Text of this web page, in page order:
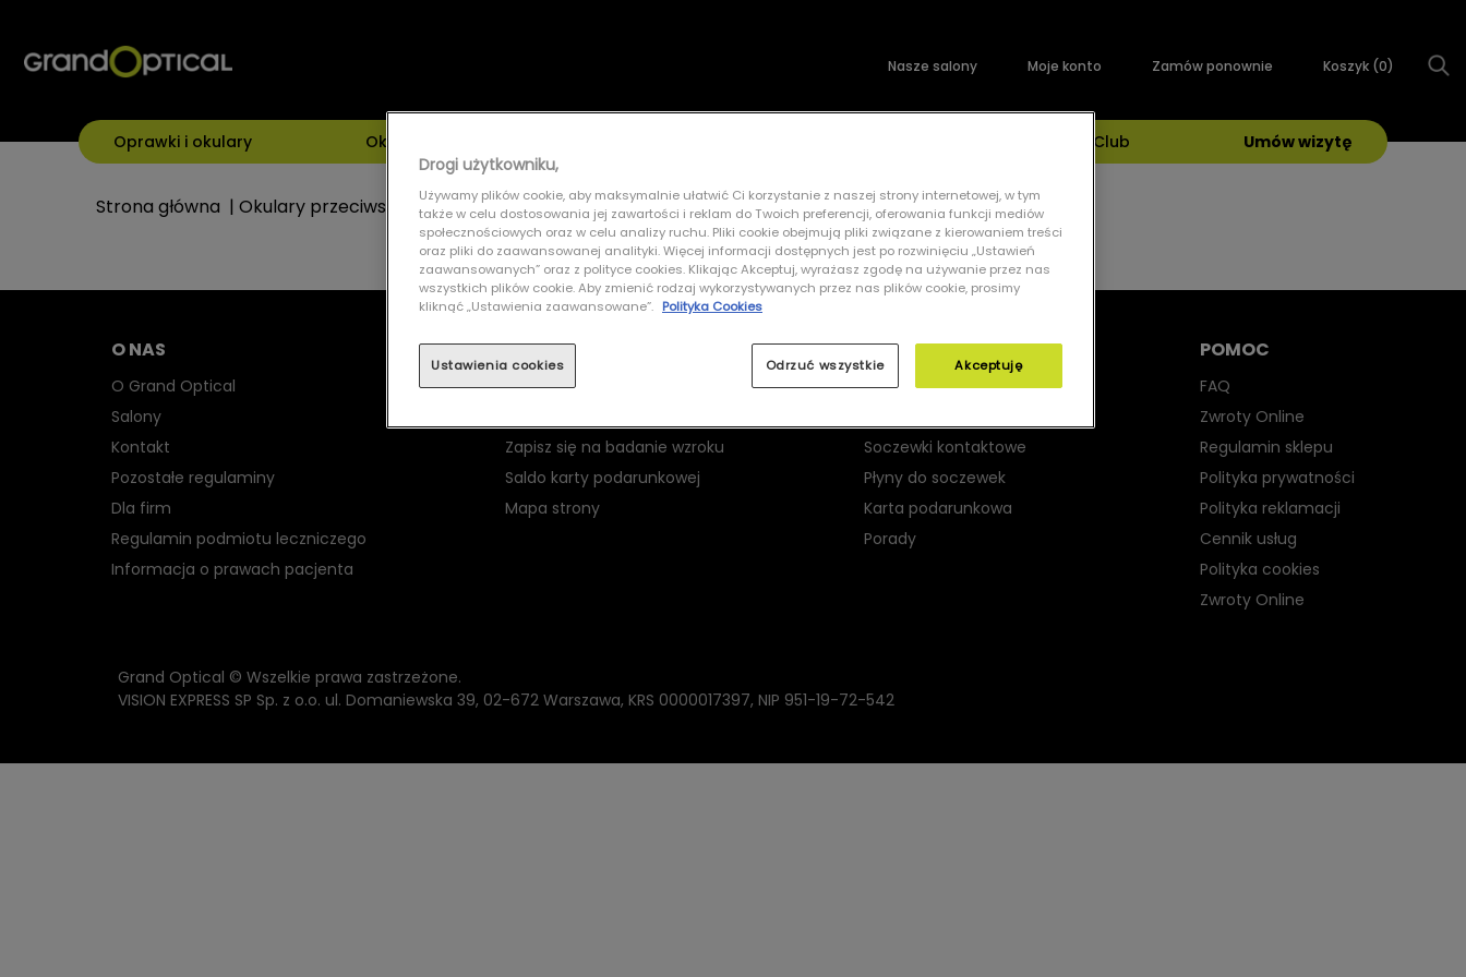
Nasze salony Moje konto Zamów ponownie Koszyk (0)
Oprawki i okulary Okulary przeciwsłoneczne Grand Optical Club Umów wizytę
Strona główna | Okulary przeciwsłoneczne|TIFFANY 0TF3082 60213B
O NAS
O Grand Optical
Salony
Kontakt
Pozostałe regulaminy
Dla firm
Regulamin podmiotu leczniczego
Informacja o prawach pacjenta
MOJE GRAND OPTICAL
Logowanie
Zapisz się na badanie wzroku
Saldo karty podarunkowej
Mapa strony
PRODUKTY
Okulary korekcyjne
Soczewki kontaktowe
Płyny do soczewek
Karta podarunkowa
Porady
POMOC
FAQ
Zwroty Online
Regulamin sklepu
Polityka prywatności
Polityka reklamacji
Cennik usług
Polityka cookies
Zwroty Online
Grand Optical © Wszelkie prawa zastrzeżone.
VISION EXPRESS SP Sp. z o.o. ul. Domaniewska 39, 02-672 Warszawa, KRS 0000017397, NIP 951-19-72-542
Drogi użytkowniku,
Używamy plików cookie, aby maksymalnie ułatwić Ci korzystanie z naszej strony internetowej, w tym
także w celu dostosowania jej zawartości i reklam do Twoich preferencji, oferowania funkcji mediów
społecznościowych oraz w celu analizy ruchu. Pliki cookie obejmują pliki związane z kierowaniem treści
oraz pliki do zaawansowanej analityki. Więcej informacji dostępnych jest po rozwinięciu „Ustawień
zaawansowanych” oraz z polityce cookies. Klikając Akceptuj, wyrażasz zgodę na używanie przez nas
wszystkich plików cookie. Aby zmienić rodzaj wykorzystywanych przez nas plików cookie, prosimy
kliknąć „Ustawienia zaawansowane”. Polityka Cookies
Ustawienia cookies Odrzuć wszystkie Akceptuję